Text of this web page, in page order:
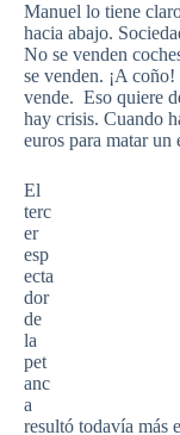
Manuel lo tiene
hacia abajo.
No se venden
se venden. ¡A
vende. Eso quiere
hay crisis. Cuando
euros para matar
El
terc
er
esp
ecta
dor
de
la
pet
anc
a
resultó todavía más